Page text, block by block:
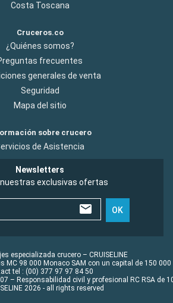
Costa Toscana
Cruceros.co
¿Quiénes somos?
frecuentes
generales de venta
Seguridad
Mapa del sitio
sobre crucero
de Asistencia
Newsletters
exclusivas ofertas
OK
especializada crucero – CRUISELINE
MC 98 000 Monaco SAM con un capital de 150 000
tel : (00) 377 97 97 84 50
– Responsabilidad civil y profesional RC RSA de
2026 - all rights reserved